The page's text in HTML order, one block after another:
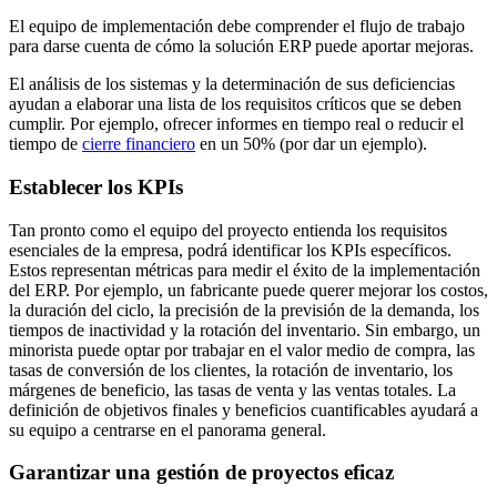
El equipo de implementación debe comprender el flujo de trabajo
para darse cuenta de cómo la solución ERP puede aportar mejoras.
El análisis de los sistemas y la determinación de sus deficiencias
ayudan a elaborar una lista de los requisitos críticos que se deben
cumplir. Por ejemplo, ofrecer informes en tiempo real o reducir el
tiempo de cierre financiero en un 50% (por dar un ejemplo).
Establecer los KPIs
Tan pronto como el equipo del proyecto entienda los requisitos
esenciales de la empresa, podrá identificar los KPIs específicos.
Estos representan métricas para medir el éxito de la implementación
del ERP. Por ejemplo, un fabricante puede querer mejorar los costos,
la duración del ciclo, la precisión de la previsión de la demanda, los
tiempos de inactividad y la rotación del inventario. Sin embargo, un
minorista puede optar por trabajar en el valor medio de compra, las
tasas de conversión de los clientes, la rotación de inventario, los
márgenes de beneficio, las tasas de venta y las ventas totales. La
definición de objetivos finales y beneficios cuantificables ayudará a
su equipo a centrarse en el panorama general.
Garantizar una gestión de proyectos eficaz